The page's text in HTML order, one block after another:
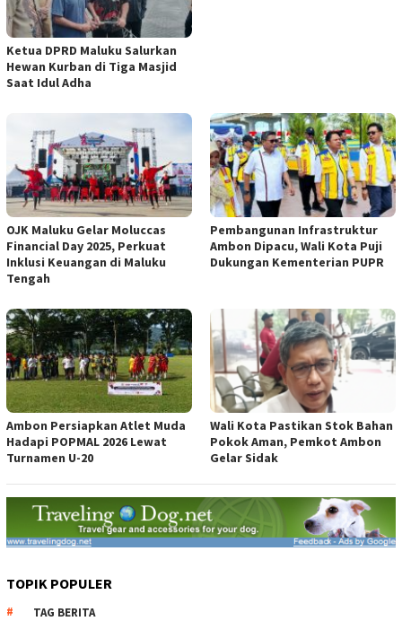
Ketua DPRD Maluku Salurkan
Hewan Kurban di Tiga Masjid
Saat Idul Adha
OJK Maluku Gelar Moluccas
Financial Day 2025, Perkuat
Inklusi Keuangan di Maluku
Tengah
Pembangunan Infrastruktur
Ambon Dipacu, Wali Kota Puji
Dukungan Kementerian PUPR
Ambon Persiapkan Atlet Muda
Hadapi POPMAL 2026 Lewat
Turnamen U-20
Wali Kota Pastikan Stok Bahan
Pokok Aman, Pemkot Ambon
Gelar Sidak
TOPIK POPULER
TAG BERITA